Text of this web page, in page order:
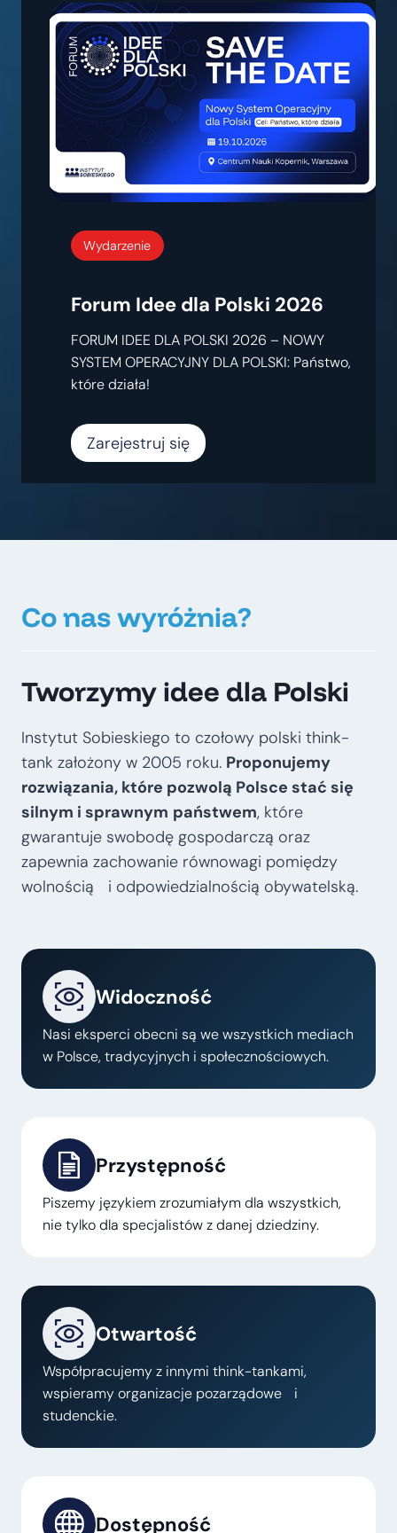
Wydarzenie
Forum Idee dla Polski 2026
FORUM IDEE DLA POLSKI 2026 – NOWY
SYSTEM OPERACYJNY DLA POLSKI: Państwo,
które działa!
Zarejestruj się
Co nas wyróżnia?
Tworzymy idee dla Polski
Instytut Sobieskiego to czołowy polski think-
tank założony w 2005 roku. Proponujemy
rozwiązania, które pozwolą Polsce stać się
silnym i sprawnym państwem, które
gwarantuje swobodę gospodarczą oraz
zapewnia zachowanie równowagi pomiędzy
wolnością i odpowiedzialnością obywatelską.
Widoczność
Nasi eksperci obecni są we wszystkich mediach
w Polsce, tradycyjnych i społecznościowych.
Przystępność
Piszemy językiem zrozumiałym dla wszystkich,
nie tylko dla specjalistów z danej dziedziny.
Otwartość
Współpracujemy z innymi think-tankami,
wspieramy organizacje pozarządowe i
studenckie.
Dostępność